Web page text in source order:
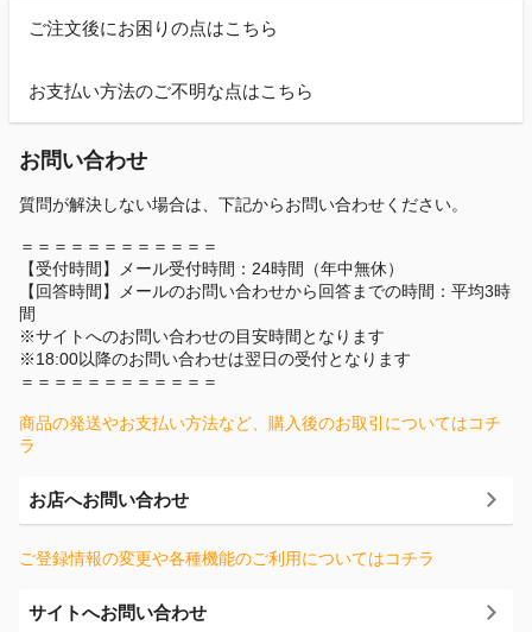
ご注文後にお困りの点はこちら
お支払い方法のご不明な点はこちら
お問い合わせ
質問が解決しない場合は、下記からお問い合わせください。
＝＝＝＝＝＝＝＝＝＝＝＝
【受付時間】メール受付時間：24時間（年中無休）
【回答時間】メールのお問い合わせから回答までの時間：平均3時
間
※サイトへのお問い合わせの目安時間となります
※18:00以降のお問い合わせは翌日の受付となります
＝＝＝＝＝＝＝＝＝＝＝＝
商品の発送やお支払い方法など、購入後のお取引についてはコチ
ラ
お店へお問い合わせ
ご登録情報の変更や各種機能のご利用についてはコチラ
サイトへお問い合わせ